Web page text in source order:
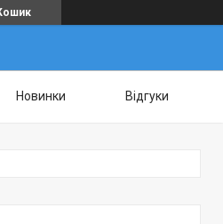
Новинки Відгуки